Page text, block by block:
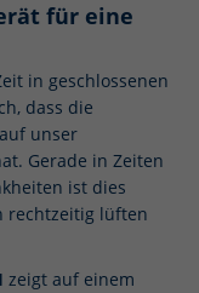
für eine
in geschlossenen
dass die
unser
Gerade in Zeiten
ist dies
rechtzeitig lüften
zeigt auf einem